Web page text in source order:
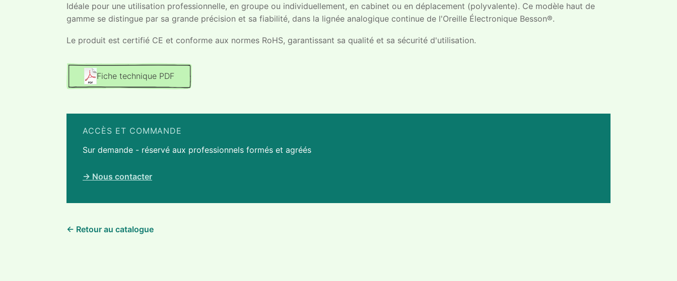
Idéale pour une utilisation professionnelle, en groupe ou individuellement, en cabinet ou en déplacement (polyvalente). Ce modèle haut de
gamme se distingue par sa grande précision et sa fiabilité, dans la lignée analogique continue de l'Oreille Électronique Besson®.
Le produit est certifié CE et conforme aux normes RoHS, garantissant sa qualité et sa sécurité d'utilisation.
Fiche technique PDF
ACCÈS ET COMMANDE
Sur demande - réservé aux professionnels formés et agréés
→ Nous contacter
← Retour au catalogue